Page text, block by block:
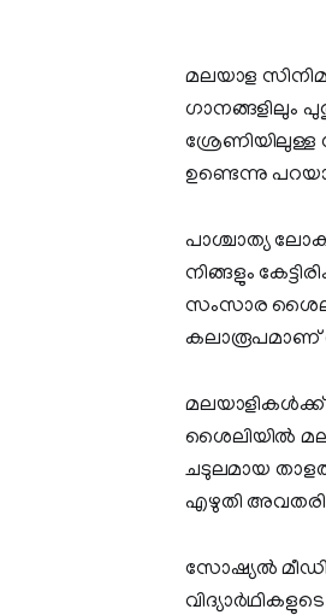
മലയാള
ഗാനങ്ങളിലും
ഉണ്ടെന്നു
പാശ്ചാത്യ
നിങ്ങളും
സംസാര
കലാരൂപമാണ്‌
ശൈലിയില്‍
ചടുലമായ
എഴുതി
സോഷ്യല്‍